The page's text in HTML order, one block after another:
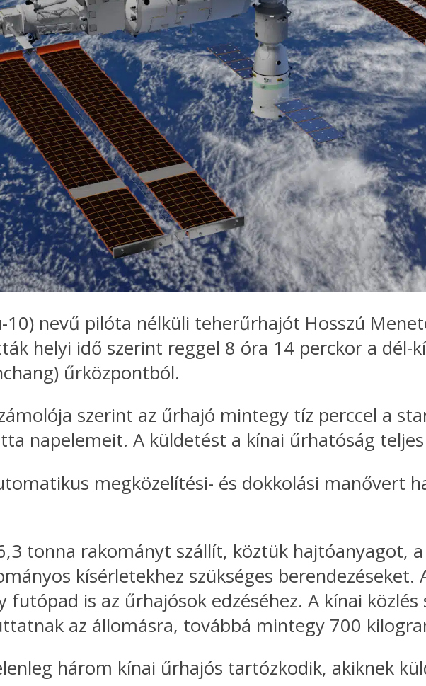
10) nevű pilóta nélküli teherűrhajót Hosszú
helyi idő szerint reggel 8 óra 14 perckor a dél-
űrközpontból.
szerint az űrhajó mintegy tíz perccel a
napelemeit. A küldetést a kínai űrhatóság
megközelítési- és dokkolási manővert
tonna rakományt szállít, köztük hajtóanyagot,
kísérletekhez szükséges
futópad is az űrhajósok edzéséhez. A kínai
az állomásra, továbbá mintegy 700
három kínai űrhajós tartózkodik, akiknek